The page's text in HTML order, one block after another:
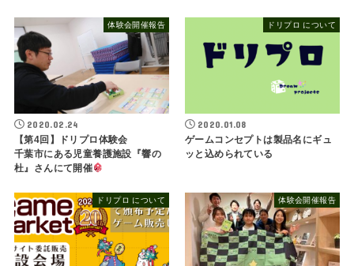
体験会開催報告
2020.02.24
【第4回】ドリプロ体験会
千葉市にある児童養護施設『響の
杜』さんにて開催
ドリプロ について
2020.01.08
ゲームコンセプトは製品名にギュ
ッと込められている
ドリプロ について 体験会開催報告